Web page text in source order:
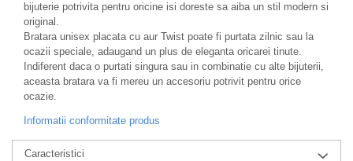
bijuterie potrivita pentru oricine isi doreste sa aiba un stil modern si
original.
Bratara unisex placata cu aur Twist poate fi purtata zilnic sau la
ocazii speciale, adaugand un plus de eleganta oricarei tinute.
Indiferent daca o purtati singura sau in combinatie cu alte bijuterii,
aceasta bratara va fi mereu un accesoriu potrivit pentru orice
ocazie.
Informatii conformitate produs
Caracteristici